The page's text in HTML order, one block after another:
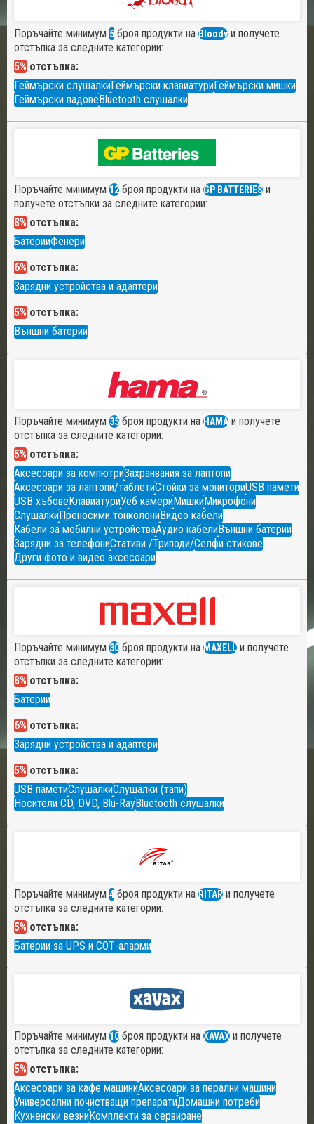
Поръчайте минимум 5 броя продукти на Bloody и получете
отстъпка за следните категории:
5% отстъпка:
Геймърски слушалкиГеймърски клавиатуриГеймърски мишки
Геймърски падовеBluetooth слушалки
Поръчайте минимум 12 броя продукти на GP BATTERIES и
получете отстъпки за следните категории:
8% отстъпка:
БатерииФенери
6% отстъпка:
Зарядни устройства и адаптери
5% отстъпка:
Външни батерии
Поръчайте минимум 35 броя продукти на HAMA и получете
отстъпка за следните категории:
5% отстъпка:
Аксесоари за компютриЗахранвания за лаптопи
Аксесоари за лаптопи/таблетиСтойки за мониториUSB памети
USB хъбовеКлавиатуриУеб камериМишкиМикрофони
СлушалкиПреносими тонколониВидео кабели
Кабели за мобилни устройстваАудио кабелиВъншни батерии
Зарядни за телефониСтативи /Триподи/Селфи стикове
Други фото и видео аксесоари
Поръчайте минимум 30 броя продукти на MAXELL и получете
отстъпки за следните категории:
8% отстъпка:
Батерии
6% отстъпка:
Зарядни устройства и адаптери
5% отстъпка:
USB паметиСлушалкиСлушалки (тапи)
Носители CD, DVD, Blu-RayBluetooth слушалки
Поръчайте минимум 4 броя продукти на RITAR и получете
отстъпка за следните категории:
5% отстъпка:
Батерии за UPS и СОТ-аларми
Поръчайте минимум 10 броя продукти на XAVAX и получете
отстъпка за следните категории:
5% отстъпка:
Аксесоари за кафе машиниАксесоари за перални машини
Универсални почистващи препаратиДомашни потреби
Кухненски везниКомплекти за сервиране